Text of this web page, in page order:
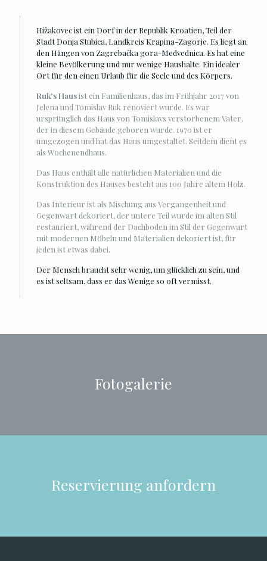
Hižakovec ist ein Dorf in der Republik Kroatien, Teil der
Stadt Donja Stubica, Landkreis Krapina-Zagorje. Es liegt an
den Hängen von Zagrebačka gora-Medvednica. Es hat eine
kleine Bevölkerung und nur wenige Haushalte. Ein idealer
Ort für den einen Urlaub für die Seele und des Körpers.
Ruk's Hausist ein Familienhaus, das im Frühjahr 2017 von
Jelena und Tomislav Ruk renoviert wurde. Es war
ursprünglich das Haus von Tomislavs verstorbenem Vater,
der in diesem Gebäude geboren wurde. 1970 ist er
umgezogen und hat das Haus umgestaltet. Seitdem dient es
als Wochenendhaus.
Das Haus enthält alle natürlichen Materialien und die
Konstruktion des Hauses besteht aus 100 Jahre altem Holz.
Das Interieur ist als Mischung aus Vergangenheit und
Gegenwart dekoriert, der untere Teil wurde im alten Stil
restauriert, während der Dachboden im Stil der Gegenwart
mit modernen Möbeln und Materialien dekoriert ist, für
jeden ist etwas dabei.
Der Mensch braucht sehr wenig, um glücklich zu sein, und
es ist seltsam, dass er das Wenige so oft vermisst.
Fotogalerie
Reservierung anfordern